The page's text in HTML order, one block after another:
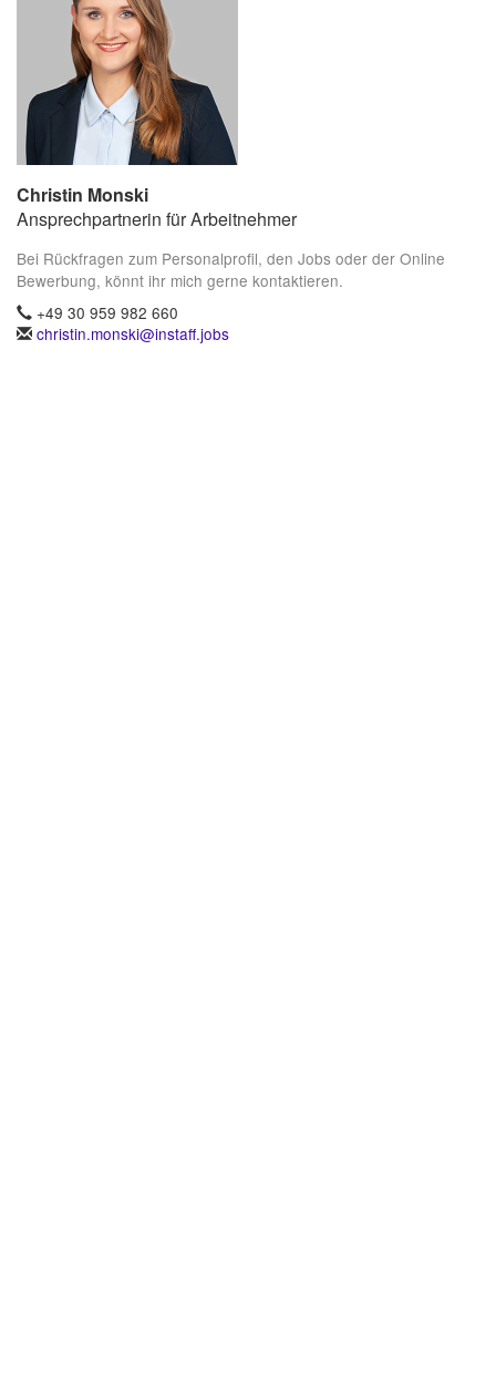
Christin Monski
Ansprechpartnerin für Arbeitnehmer
Bei Rückfragen zum Personalprofil, den Jobs oder der Online
Bewerbung, könnt ihr mich gerne kontaktieren.
+49 30 959 982 660
christin.monski@instaff.jobs